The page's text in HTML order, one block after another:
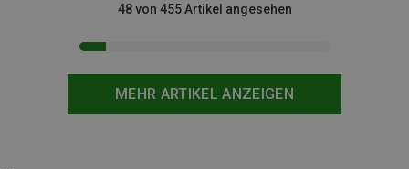
MEHR ARTIKEL ANZEIGEN
48 von 455 Artikel angesehen